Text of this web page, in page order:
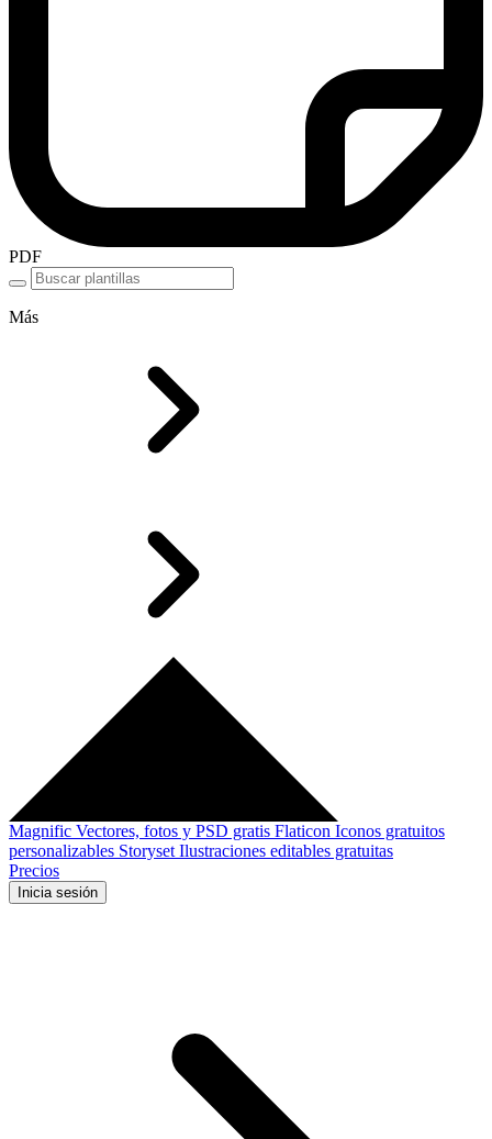
PDF
Más
Magnific Vectores, fotos y PSD gratis Flaticon Iconos gratuitos
personalizables Storyset Ilustraciones editables gratuitas
Precios
Inicia sesión